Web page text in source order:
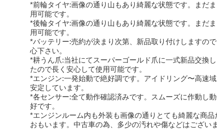
*前輪タイヤ:画像の通り山もあり綺麗な状態です。まだ
用可能です。
*後輪タイヤ:画像の通り山もあり綺麗な状態です。まだ
用可能です。
*バッテリー:売約が決まり次第、新品取り付けしますの
心下さい。
*耕うん爪:当社にてスーパーゴールド爪に一式新品交換
たので長く安心して使用可能です。
*エンジン:一発始動で絶好調です。アイドリング〜高速
安定しています。
*各センサー:全て動作確認済みです。スムーズに作動し
好です。
*エンジンルーム内も外装も画像の通りとても綺麗な商品
おもいます。中古車の為、多少の汚れや傷などはござい